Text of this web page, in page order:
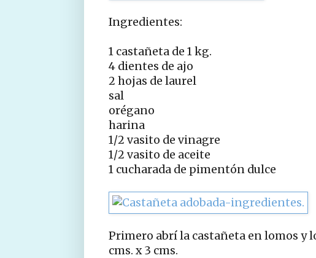
Ingredientes:
1 castañeta de 1 kg.
4 dientes de ajo
2 hojas de laurel
sal
orégano
harina
1/2 vasito de vinagre
1/2 vasito de aceite
1 cucharada de pimentón dulce
Primero abrí la castañeta en lomos y
cms. x 3 cms.